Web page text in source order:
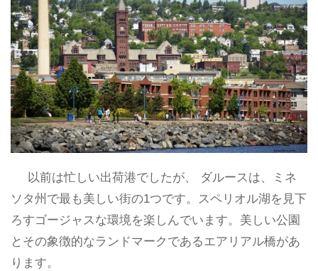
以前は忙しい出荷港でしたが、 ダルースは、ミネ
ソタ州で最も美しい街の1つです。スペリオル湖を見下
ろすゴージャスな環境を楽しんでいます。美しい公園
とその象徴的なランドマークであるエアリアル橋があ
ります。